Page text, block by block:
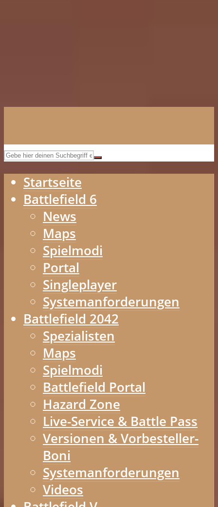
Startseite
Battlefield 6
News
Maps
Spielmodi
Portal
Singleplayer
Systemanforderungen
Battlefield 2042
Spezialisten
Maps
Spielmodi
Battlefield Portal
Hazard Zone
Live-Service & Battle Pass
Versionen & Vorbesteller-
Boni
Systemanforderungen
Videos